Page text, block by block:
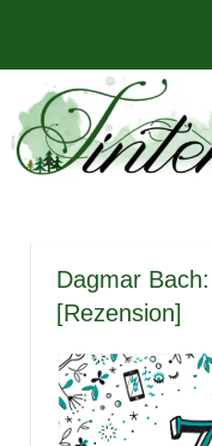
springen
Tintenhain
–
Der
Rezensionen
und
mehr
Dagmar
[Rezension]